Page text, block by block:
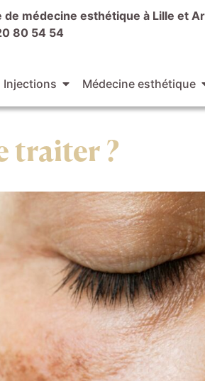
de médecine esthétique à Lille et
80 54 54
Injections Médecine esthétique
traiter ?